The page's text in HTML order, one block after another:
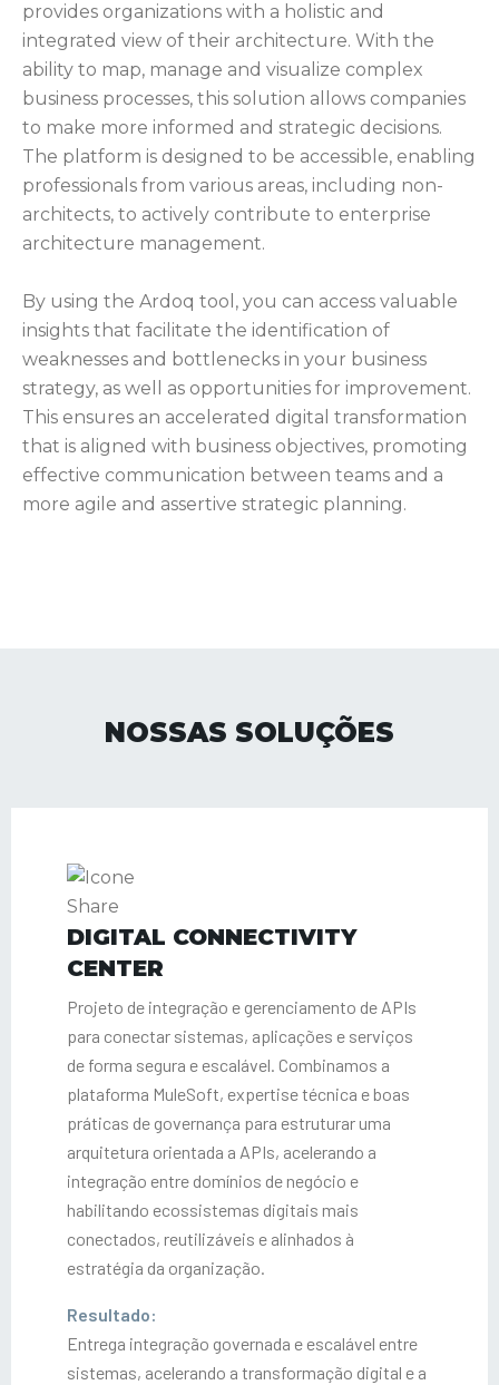
provides organizations with a holistic and
integrated view of their architecture. With the
ability to map, manage and visualize complex
business processes, this solution allows companies
to make more informed and strategic decisions.
The platform is designed to be accessible, enabling
professionals from various areas, including non-
architects, to actively contribute to enterprise
architecture management.
By using the Ardoq tool, you can access valuable
insights that facilitate the identification of
weaknesses and bottlenecks in your business
strategy, as well as opportunities for improvement.
This ensures an accelerated digital transformation
that is aligned with business objectives, promoting
effective communication between teams and a
more agile and assertive strategic planning.
NOSSAS SOLUÇÕES
DIGITAL CONNECTIVITY
CENTER
Projeto de integração e gerenciamento de APIs
para conectar sistemas, aplicações e serviços
de forma segura e escalável. Combinamos a
plataforma MuleSoft, expertise técnica e boas
práticas de governança para estruturar uma
arquitetura orientada a APIs, acelerando a
integração entre domínios de negócio e
habilitando ecossistemas digitais mais
conectados, reutilizáveis e alinhados à
estratégia da organização.
Resultado:
Entrega integração governada e escalável entre
sistemas, acelerando a transformação digital e a